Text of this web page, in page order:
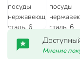
Мнение